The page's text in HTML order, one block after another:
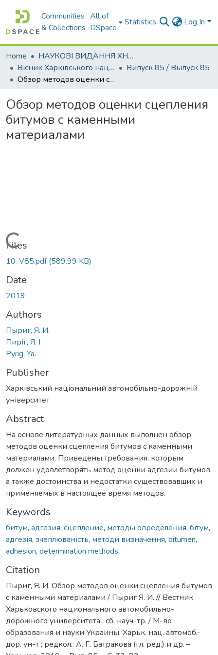
Communities
& Collections
All of
DSpace
Statistics Log In
Home
НАУКОВІ ВИДАННЯ ХНАДУ
Вісник Харківського національного автомобільно-дорожнього університету / Вестник Харьковского национального автомобильно-дорожного университета
Випуск 85 / Выпуск 85
Обзор методов оценки сцепления битумов с каменными материалами
Обзор методов оценки сцепления
битумов с каменными
материалами
Loading...
Files
10_V85.pdf(589.99 KB)
Date
2019
Authors
Пыриг, Я. И.
Пиріг, Я. І.
Pyrig, Ya.
Publisher
Харківський національний автомобільно-дорожній
університет
Abstract
На основе литературных данных выполнен обзор
методов оценки сцепления битумов с каменными
материалами. Приведены требования, которым
должен удовлетворять метод оценки адгезии битумов,
а также достоинства и недостатки существовавших и
применяемых в настоящее время методов.
Keywords
битум, адгезия, сцепление, методы определения, бітум,
адгезія, зчеплюваність, методи визначення, bitumen,
adhesion, determination methods
Citation
Пыриг, Я. И. Обзор методов оценки сцепления битумов
с каменными материалами / Пыриг Я. И. // Вестник
Харьковского национального автомобильно-
дорожного университета : сб. науч. тр. / М-во
образования и науки Украины, Харьк. нац. автомоб.-
дор. ун-т ; редкол.: А. Г. Батракова (гл. ред.) и др. –